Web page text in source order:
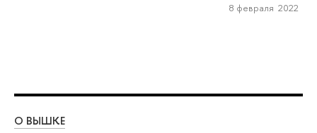
8 февраля 2022
О ВЫШКЕ